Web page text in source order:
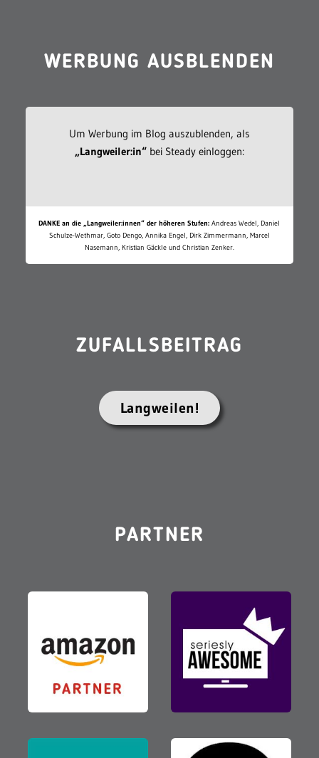
WERBUNG AUSBLENDEN
Um Werbung im Blog auszublenden, als
„Langweiler:in“bei Steady einloggen:
DANKE an die „Langweiler:innen“ der höheren Stufen: Andreas Wedel, Daniel
Schulze-Wethmar, Goto Dengo, Annika Engel, Dirk Zimmermann, Marcel
Nasemann, Kristian Gäckle und Christian Zenker.
ZUFALLSBEITRAG
Langweilen!
PARTNER